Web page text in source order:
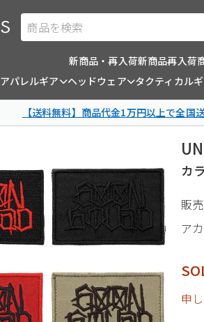
商品を検索
新商品・再入荷新商品再入荷
アパレルギア ヘッドウェア タクティカル
【送料無料】商品代金1万円以上で全
カ
販
ア
申